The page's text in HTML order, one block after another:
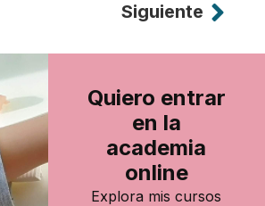
Siguiente
Quiero entrar
en la
academia
online
Explora mis cursos